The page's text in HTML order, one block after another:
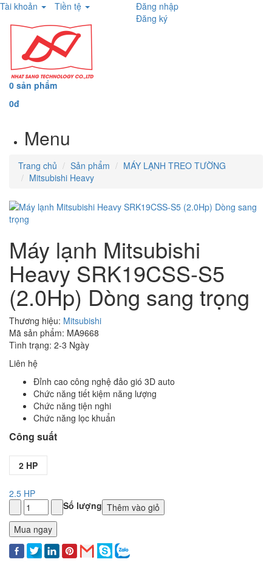
Tài khoản Tiền tệ
Đăng nhập
Đăng ký
0 sản phẩm
0đ
Menu
Trang chủ Sản phẩm
MÁY LẠNH TREO TƯỜNG
Mitsubishi Heavy
Máy lạnh Mitsubishi
Heavy SRK19CSS-S5
(2.0Hp) Dòng sang trọng
Thương hiệu: Mitsubishi
Mã sản phẩm: MA9668
Tình trạng: 2-3 Ngày
Liên hệ
Đỉnh cao công nghệ đảo gió 3D auto
Chức năng tiết kiệm năng lượng
Chức năng tiện nghi
Chức năng lọc khuẩn
Công suất
2 HP
2.5 HP
Số lượng Thêm vào giỏ
Mua ngay